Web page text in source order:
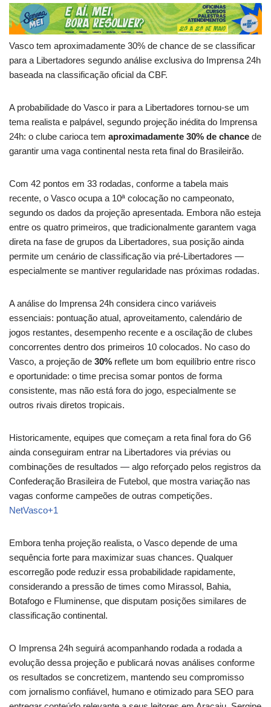
Vasco tem aproximadamente 30% de chance de se classificar
para a Libertadores segundo análise exclusiva do Imprensa 24h
baseada na classificação oficial da CBF.
A probabilidade do Vasco ir para a Libertadores tornou-se um
tema realista e palpável, segundo projeção inédita do Imprensa
24h: o clube carioca tem aproximadamente 30% de chance de
garantir uma vaga continental nesta reta final do Brasileirão.
Com 42 pontos em 33 rodadas, conforme a tabela mais
recente, o Vasco ocupa a 10ª colocação no campeonato,
segundo os dados da projeção apresentada. Embora não esteja
entre os quatro primeiros, que tradicionalmente garantem vaga
direta na fase de grupos da Libertadores, sua posição ainda
permite um cenário de classificação via pré-Libertadores —
especialmente se mantiver regularidade nas próximas rodadas.
A análise do Imprensa 24h considera cinco variáveis
essenciais: pontuação atual, aproveitamento, calendário de
jogos restantes, desempenho recente e a oscilação de clubes
concorrentes dentro dos primeiros 10 colocados. No caso do
Vasco, a projeção de 30% reflete um bom equilíbrio entre risco
e oportunidade: o time precisa somar pontos de forma
consistente, mas não está fora do jogo, especialmente se
outros rivais diretos tropicais.
Historicamente, equipes que começam a reta final fora do G6
ainda conseguiram entrar na Libertadores via prévias ou
combinações de resultados — algo reforçado pelos registros da
Confederação Brasileira de Futebol, que mostra variação nas
vagas conforme campeões de outras competições.
NetVasco+1
Embora tenha projeção realista, o Vasco depende de uma
sequência forte para maximizar suas chances. Qualquer
escorregão pode reduzir essa probabilidade rapidamente,
considerando a pressão de times como Mirassol, Bahia,
Botafogo e Fluminense, que disputam posições similares de
classificação continental.
O Imprensa 24h seguirá acompanhando rodada a rodada a
evolução dessa projeção e publicará novas análises conforme
os resultados se concretizem, mantendo seu compromisso
com jornalismo confiável, humano e otimizado para SEO para